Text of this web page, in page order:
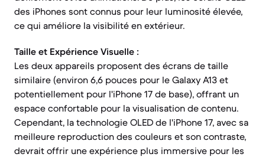
des iPhones sont connus pour leur luminosité élevée,
ce qui améliore la visibilité en extérieur.
Taille et Expérience Visuelle :
Les deux appareils proposent des écrans de taille
similaire (environ 6,6 pouces pour le Galaxy A13 et
potentiellement pour l'iPhone 17 de base), offrant un
espace confortable pour la visualisation de contenu.
Cependant, la technologie OLED de l'iPhone 17, avec sa
meilleure reproduction des couleurs et son contraste,
devrait offrir une expérience plus immersive pour les